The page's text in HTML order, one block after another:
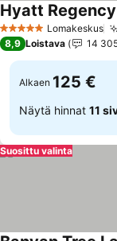
5 TähtiluokitusLomakeskus
Hyatt
8,9 Loistava 14
Alkaen 125 €
Näytä hinnat 11
Suosittu valinta